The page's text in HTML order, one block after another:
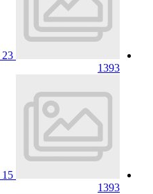
1393
1393